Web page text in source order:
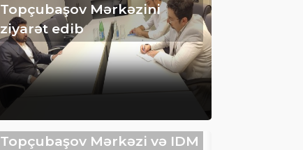
Topçubaşov Mərkəzini
ziyarət edib
Topçubaşov Mərkəzi və IDM